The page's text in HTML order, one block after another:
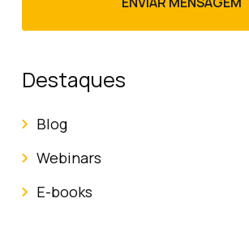
Destaques
Blog
Webinars
E-books